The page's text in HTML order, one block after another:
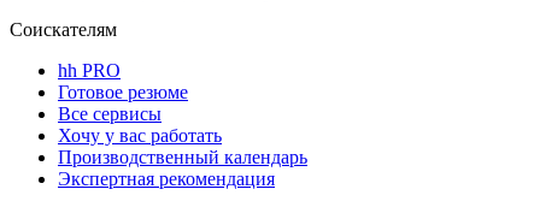
Соискателям
hh PRO
Готовое резюме
Все сервисы
Хочу у вас работать
Производственный календарь
Экспертная рекомендация